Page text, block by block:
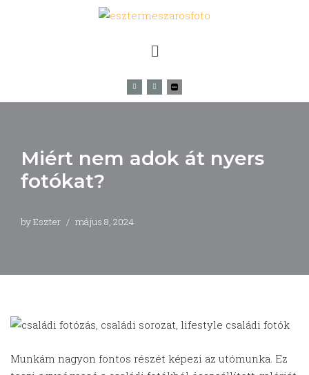
Miért nem adok át nyers
fotókat?
byEszter május 8, 2024
Munkám nagyon fontos részét képezi az utómunka. Ez